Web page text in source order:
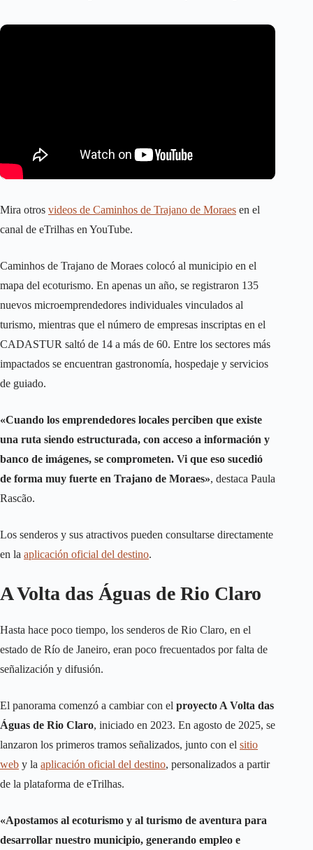
Mira otros videos de Caminhos de Trajano de Moraes en el
canal de eTrilhas en YouTube.
Caminhos de Trajano de Moraes colocó al municipio en el
mapa del ecoturismo. En apenas un año, se registraron 135
nuevos microemprendedores individuales vinculados al
turismo, mientras que el número de empresas inscriptas en el
CADASTUR saltó de 14 a más de 60. Entre los sectores más
impactados se encuentran gastronomía, hospedaje y servicios
de guiado.
«Cuando los emprendedores locales perciben que existe
una ruta siendo estructurada, con acceso a información y
banco de imágenes, se comprometen. Vi que eso sucedió
de forma muy fuerte en Trajano de Moraes», destaca Paula
Rascão.
Los senderos y sus atractivos pueden consultarse directamente
en la aplicación oficial del destino.
A Volta das Águas de Rio Claro
Hasta hace poco tiempo, los senderos de Rio Claro, en el
estado de Río de Janeiro, eran poco frecuentados por falta de
señalización y difusión.
El panorama comenzó a cambiar con el proyecto A Volta das
Águas de Rio Claro, iniciado en 2023. En agosto de 2025, se
lanzaron los primeros tramos señalizados, junto con el sitio
web y la aplicación oficial del destino, personalizados a partir
de la plataforma de eTrilhas.
«Apostamos al ecoturismo y al turismo de aventura para
desarrollar nuestro municipio, generando empleo e